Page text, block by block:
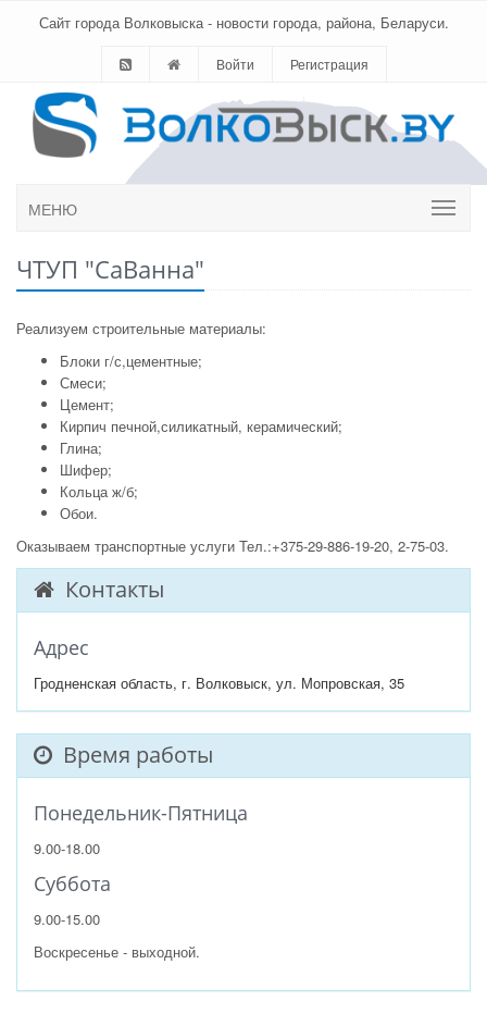
Сайт города Волковыска - новости города, района, Беларуси.
Войти Регистрация
МЕНЮ
ЧТУП "СаВанна"
Реализуем строительные материалы:
Блоки г/с,цементные;
Смеси;
Цемент;
Кирпич печной,силикатный, керамический;
Глина;
Шифер;
Кольца ж/б;
Обои.
Оказываем транспортные услуги Тел.:+375-29-886-19-20, 2-75-03.
Контакты
Адрес
Гродненская область, г. Волковыск, ул. Мопровская, 35
Время работы
Понедельник-Пятница
9.00-18.00
Суббота
9.00-15.00
Воскресенье - выходной.